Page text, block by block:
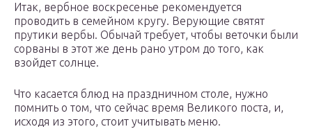
Итак, вербное воскресенье рекомендуется
проводить в семейном кругу. Верующие святят
прутики вербы. Обычай требует, чтобы веточки были
сорваны в этот же день рано утром до того, как
взойдет солнце.
Что касается блюд на праздничном столе, нужно
помнить о том, что сейчас время Великого поста, и,
исходя из этого, стоит учитывать меню.